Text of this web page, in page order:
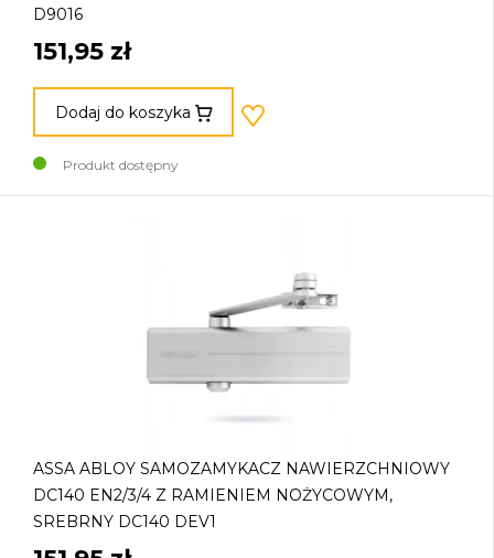
D9016
151,95 zł
Dodaj do koszyka
Produkt dostępny
ASSA ABLOY SAMOZAMYKACZ NAWIERZCHNIOWY
DC140 EN2/3/4 Z RAMIENIEM NOŻYCOWYM,
SREBRNY DC140 DEV1